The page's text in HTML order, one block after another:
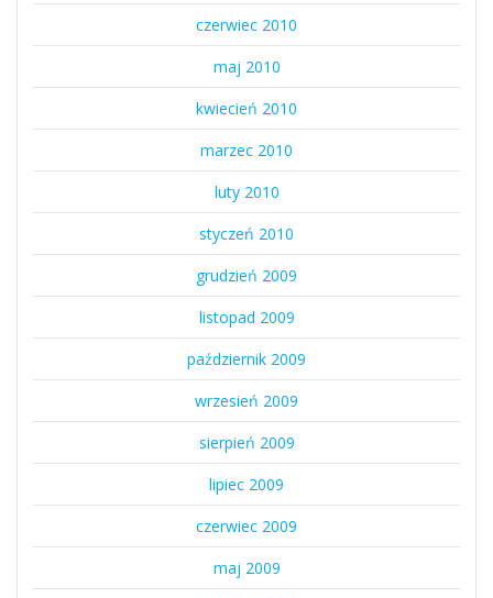
czerwiec 2010
maj 2010
kwiecień 2010
marzec 2010
luty 2010
styczeń 2010
grudzień 2009
listopad 2009
październik 2009
wrzesień 2009
sierpień 2009
lipiec 2009
czerwiec 2009
maj 2009